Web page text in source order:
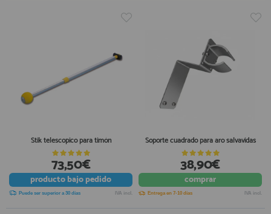
Stik telescopico para timón
73,50€
productobajo pedido
Puede ser superior a 30 días IVA incl.
Soporte cuadrado para aro salvavidas
38,90€
comprar
Entrega en 7-10 días IVA incl.